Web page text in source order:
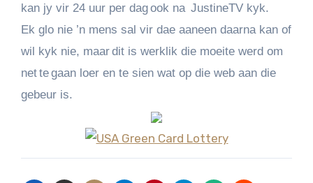
kan jy vir 24 uur per dag ook na JustineTV kyk.
Ek glo nie ’n mens sal vir dae aaneen daarna kan of
wil kyk nie, maar dit is werklik die moeite werd om
net te gaan loer en te sien wat op die web aan die
gebeur is.